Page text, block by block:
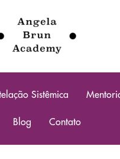
Sistêmica
Blog Contato